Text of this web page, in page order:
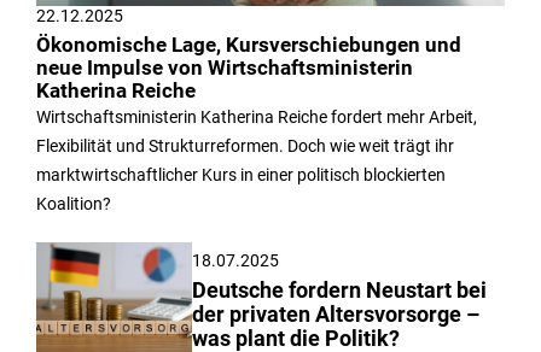
22.12.2025
Ökonomische Lage, Kursverschiebungen und
neue Impulse von Wirtschaftsministerin
Katherina Reiche
Wirtschaftsministerin Katherina Reiche fordert mehr Arbeit,
Flexibilität und Strukturreformen. Doch wie weit trägt ihr
marktwirtschaftlicher Kurs in einer politisch blockierten
Koalition?
18.07.2025
Deutsche fordern Neustart bei
der privaten Altersvorsorge –
was plant die Politik?